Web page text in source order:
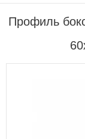
Профиль